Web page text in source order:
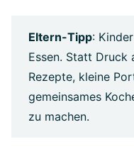
Eltern-Tipp:
Essen. Statt Druck
Rezepte, kleine
gemeinsames
zu machen.